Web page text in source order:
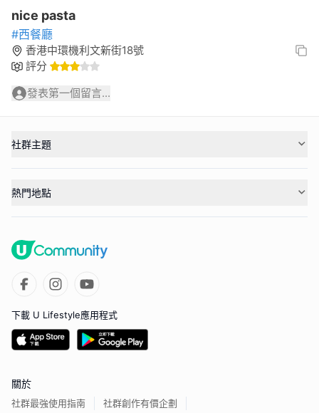
nice pasta
#西餐廳
香港中環機利文新街18號
評分
發表第一個留言...
社群主題
熱門地點
下載 U Lifestyle應用程式
關於
社群最強使用指南 社群創作有價企劃